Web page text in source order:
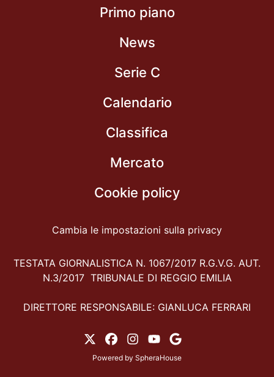
Primo piano
News
Serie C
Calendario
Classifica
Mercato
Cookie policy
Cambia le impostazioni sulla privacy
TESTATA GIORNALISTICA N. 1067/2017 R.G.V.G. AUT.
N.3/2017 TRIBUNALE DI REGGIO EMILIA
DIRETTORE RESPONSABILE: GIANLUCA FERRARI
Powered by SpheraHouse